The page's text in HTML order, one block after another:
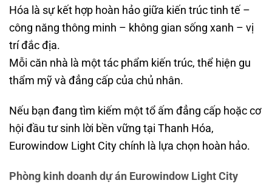
Hóa là sự kết hợp hoàn hảo giữa kiến trúc tinh tế –
công năng thông minh – không gian sống xanh – vị
trí đắc địa.
Mỗi căn nhà là một tác phẩm kiến trúc, thể hiện gu
thẩm mỹ và đẳng cấp của chủ nhân.
Nếu bạn đang tìm kiếm mộttổ ấm đẳng cấp hoặccơ
hội đầu tư sinh lời bền vững tại Thanh Hóa,
Eurowindow Light Citychính là lựa chọn hoàn hảo.
Phòng kinh doanh dự án Eurowindow Light City